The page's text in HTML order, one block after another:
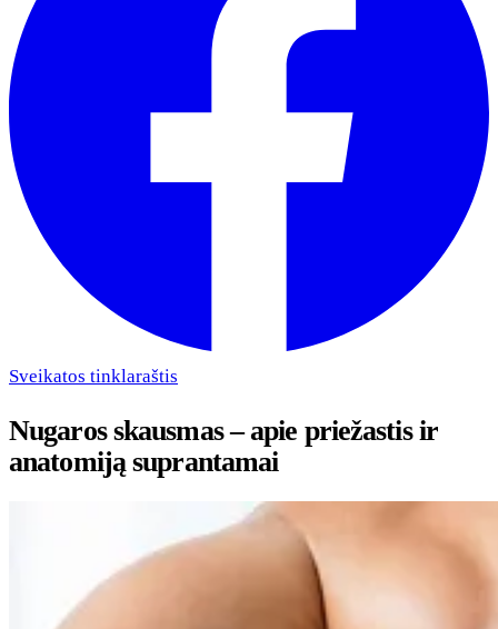
Sveikatos tinklaraštis
Nugaros skausmas – apie priežastis ir
anatomiją suprantamai